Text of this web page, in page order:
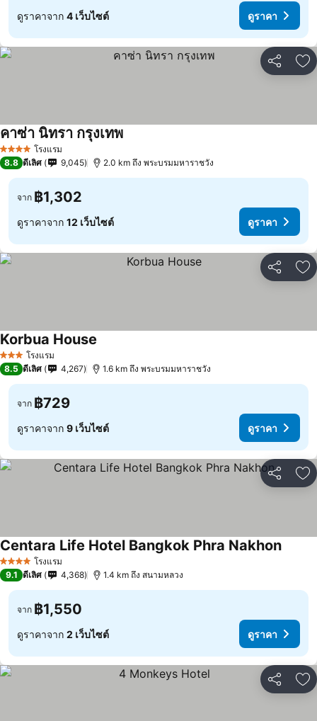
ดูราคาจาก 4 เว็บไซต์ ดูราคา
แชร์ เ
4 ดาว โรงแรม
คาซ่า นิทรา กรุงเทพ
8.8 ดีเลิศ 9,045 2.0 km ถึง พระบรมมหาราชวัง
จาก ฿1,302
ดูราคาจาก 12 เว็บไซต์ ดูราคา
แชร์ เ
3 ดาว โรงแรม
Korbua House
8.5 ดีเลิศ 4,267 1.6 km ถึง พระบรมมหาราชวัง
จาก ฿729
ดูราคาจาก 9 เว็บไซต์ ดูราคา
แชร์ เ
4 ดาว โรงแรม
Centara Life Hotel Bangkok Phra Nakhon
9.1 ดีเลิศ 4,368 1.4 km ถึง สนามหลวง
จาก ฿1,550
ดูราคาจาก 2 เว็บไซต์ ดูราคา
แชร์ เ